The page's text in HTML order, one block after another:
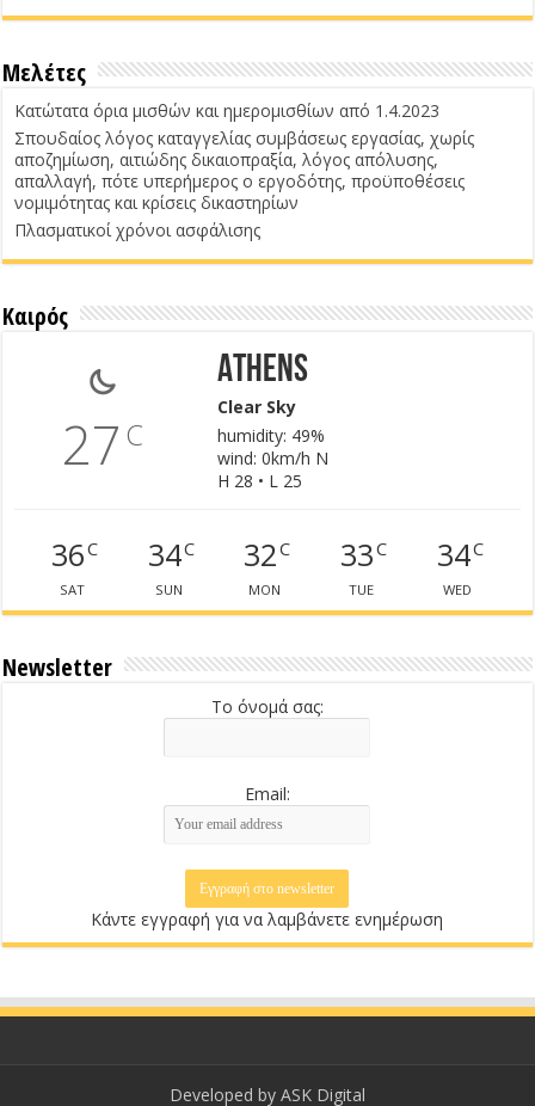
Μελέτες
Κατώτατα όρια μισθών και ημερομισθίων από 1.4.2023
Σπουδαίος λόγος καταγγελίας συμβάσεως εργασίας, χωρίς
αποζημίωση, αιτιώδης δικαιοπραξία, λόγος απόλυσης,
απαλλαγή, πότε υπερήμερος ο εργοδότης, προϋποθέσεις
νομιμότητας και κρίσεις δικαστηρίων
Πλασματικοί χρόνοι ασφάλισης
Καιρός
27 C
Athens
Clear Sky
humidity: 49%
wind: 0km/h N
H 28 • L 25
36C
SAT
34C
SUN
32C
MON
33C
TUE
34C
WED
Newsletter
Το όνομά σας:
Email:
Κάντε εγγραφή για να λαμβάνετε ενημέρωση
Developed by ASK Digital